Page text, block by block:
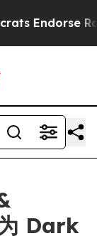
Dark